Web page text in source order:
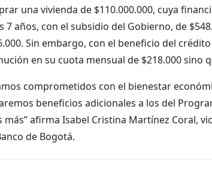
una vivienda de $110.000.000, cuya
años, con el subsidio del Gobierno, de
Sin embargo, con el beneficio del
en su cuota mensual de $218.000 sino
comprometidos con el bienestar
beneficios adicionales a los del
afirma Isabel Cristina Martínez Coral,
de Bogotá.